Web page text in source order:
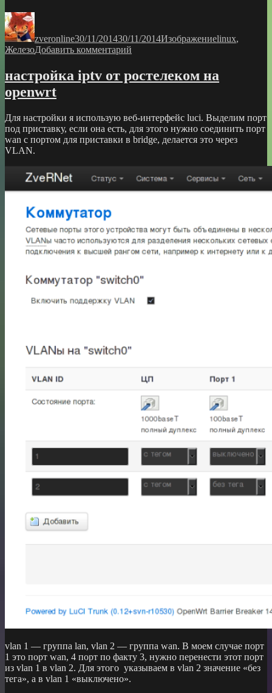
zveronline30/11/201430/11/2014Изображениеlinux,
ЖелезоДобавить комментарий
садист
настройка iptv от ростелеком на
openwrt
Для настройки я использую веб-интерфейс luci. Выделим порт
под приставку, если она есть, для этого нужно соединить порт
wan с портом для приставки в bridge, делается это через
VLAN.
vlan 1 — группа lan, vlan 2 — группа wan. В моем случае порт
1 это порт wan, 4 порт по факту 3, нужно перенести этот порт
из vlan 1 в vlan 2. Для этого указываем в vlan 2 значение «без
тега», а в vlan 1 «выключено».